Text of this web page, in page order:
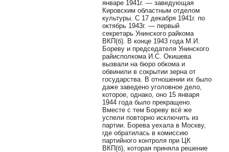
январе 1941г. — заведующая
Кировским областным отделом
культуры. С 17 декабря 1941г. по
октябрь 1943г. — первый
секретарь Унинского райкома
ВКП(б). В конце 1943 года М.И.
Бореву и председателя Унинского
райисполкома И.С. Окишева
вызвали на бюро обкома и
обвинили в сокрытии зерна от
государства. В отношении их было
даже заведено уголовное дело,
которое, однако, оно 15 января
1944 года было прекращено.
Вместе с тем Бореву всё же
успели повторно исключить из
партии. Борева уехала в Москву,
где обратилась в комиссию
партийного контроля при ЦК
ВКП(б), которая приняла решение